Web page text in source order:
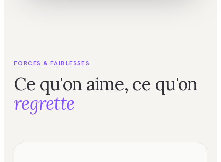
FORCES & FAIBLESSES
Ce qu'on aime, ce qu'on
regrette